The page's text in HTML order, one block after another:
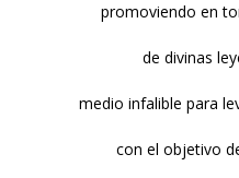
promoviendo en
de divinas
medio infalible para
con el objetivo